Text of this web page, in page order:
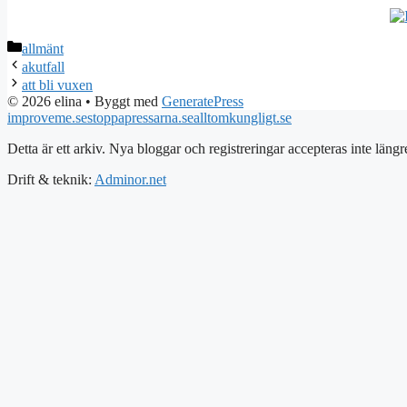
Kategorier
allmänt
akutfall
att bli vuxen
© 2026 elina • Byggt med GeneratePress
improveme.sestoppapressarna.sealltomkungligt.se
Detta är ett arkiv. Nya bloggar och registreringar accepteras inte
Drift & teknik: Adminor.net